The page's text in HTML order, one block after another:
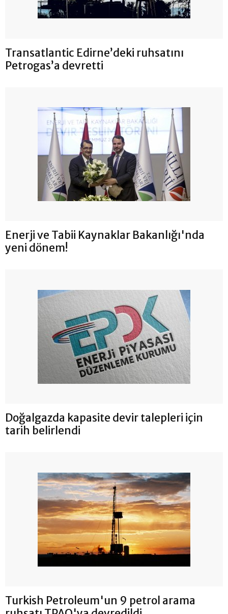
Transatlantic Edirne’deki ruhsatını
Petrogas’a devretti
Enerji ve Tabii Kaynaklar Bakanlığı'nda
yeni dönem!
Doğalgazda kapasite devir talepleri için
tarih belirlendi
Turkish Petroleum'un 9 petrol arama